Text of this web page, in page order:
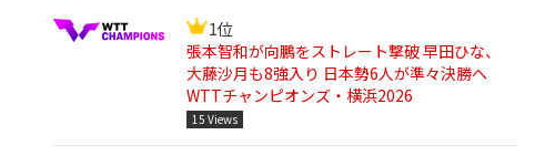
1位
張本智和が向鵬をストレート撃破 早田ひな、
大藤沙月も8強入り 日本勢6人が準々決勝へ
WTTチャンピオンズ・横浜2026
15 Views